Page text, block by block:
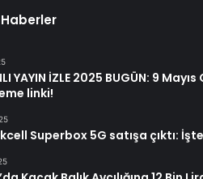
YAYIN İZLE 2025 BUGÜN: 9
linki!
Superbox 5G satışa çıktı: